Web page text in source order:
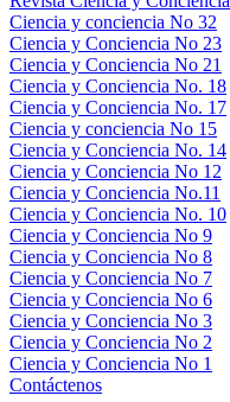
Ciencia y conciencia No 32
Ciencia y Conciencia No 23
Ciencia y Conciencia No 21
Ciencia y Conciencia No. 18
Ciencia y Conciencia No. 17
Ciencia y conciencia No 15
Ciencia y Conciencia No. 14
Ciencia y Conciencia No 12
Ciencia y Conciencia No.11
Ciencia y Conciencia No. 10
Ciencia y Conciencia No 9
Ciencia y Conciencia No 8
Ciencia y Conciencia No 7
Ciencia y Conciencia No 6
Ciencia y Conciencia No 3
Ciencia y Conciencia No 2
Ciencia y Conciencia No 1
Contáctenos